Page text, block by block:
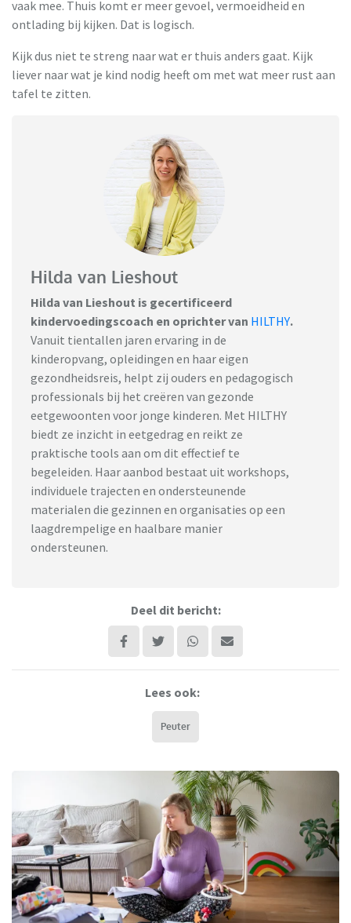
vaak mee. Thuis komt er meer gevoel, vermoeidheid en
ontlading bij kijken. Dat is logisch.
Kijk dus niet te streng naar wat er thuis anders gaat. Kijk
liever naar wat je kind nodig heeft om met wat meer rust aan
tafel te zitten.
Hilda van Lieshout
Hilda van Lieshout is gecertificeerd
kindervoedingscoach en oprichter van HILTHY.
Vanuit tientallen jaren ervaring in de
kinderopvang, opleidingen en haar eigen
gezondheidsreis, helpt zij ouders en pedagogisch
professionals bij het creëren van gezonde
eetgewoonten voor jonge kinderen. Met HILTHY
biedt ze inzicht in eetgedrag en reikt ze
praktische tools aan om dit effectief te
begeleiden. Haar aanbod bestaat uit workshops,
individuele trajecten en ondersteunende
materialen die gezinnen en organisaties op een
laagdrempelige en haalbare manier
ondersteunen.
Deel dit bericht:
Lees ook:
Peuter